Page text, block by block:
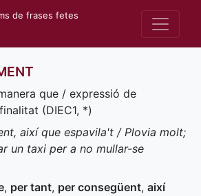
de frases fetes
que / expressió de
(DIEC1, *)
així que espavila't / Plovia molt;
un taxi per a no mullar-se
, per tant, per consegüent, així